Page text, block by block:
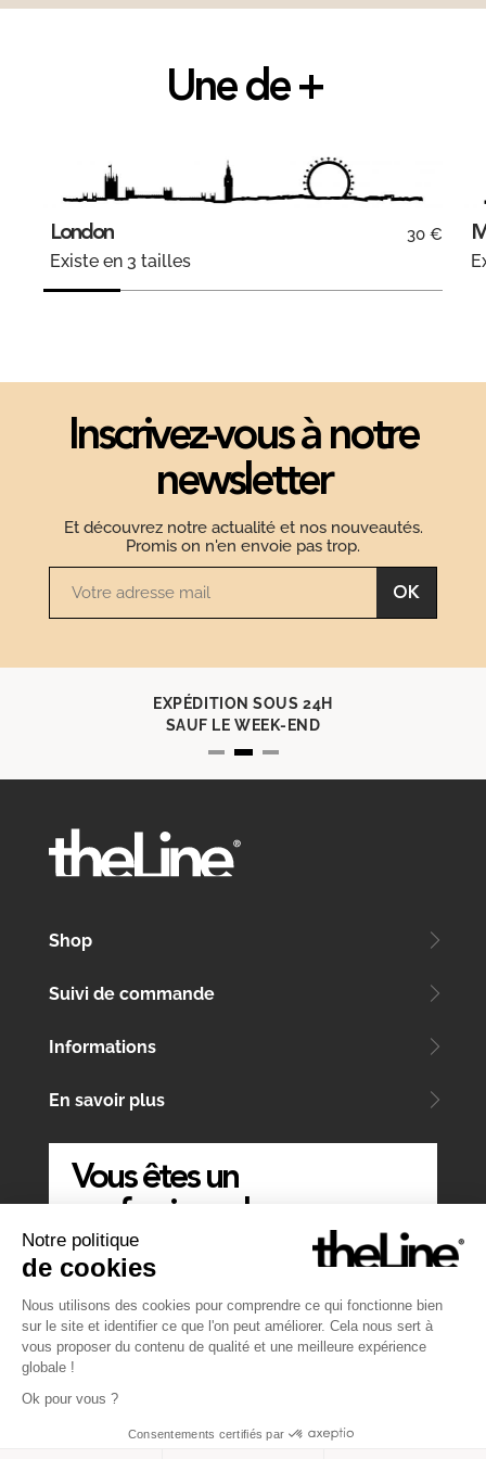
Une de +
London 30 €
Existe en 3 tailles
Inscrivez-vous à notre
newsletter
Et découvrez notre actualité et nos nouveautés.
Promis on n'en envoie pas trop.
OK
EXPÉDITION SOUS 24H
SAUF LE WEEK-END
Shop
Suivi de commande
Informations
En savoir plus
Vous êtes un
professionnel
ÉCRIVEZ-NOUS
Website byAtelier MT& Symediane
Notre politique
de cookies
Nous utilisons des cookies pour comprendre ce qui fonctionne bien
sur le site et identifier ce que l'on peut améliorer. Cela nous sert à
vous proposer du contenu de qualité et une meilleure expérience
globale !
Ok pour vous ?
Consentements certifiés par